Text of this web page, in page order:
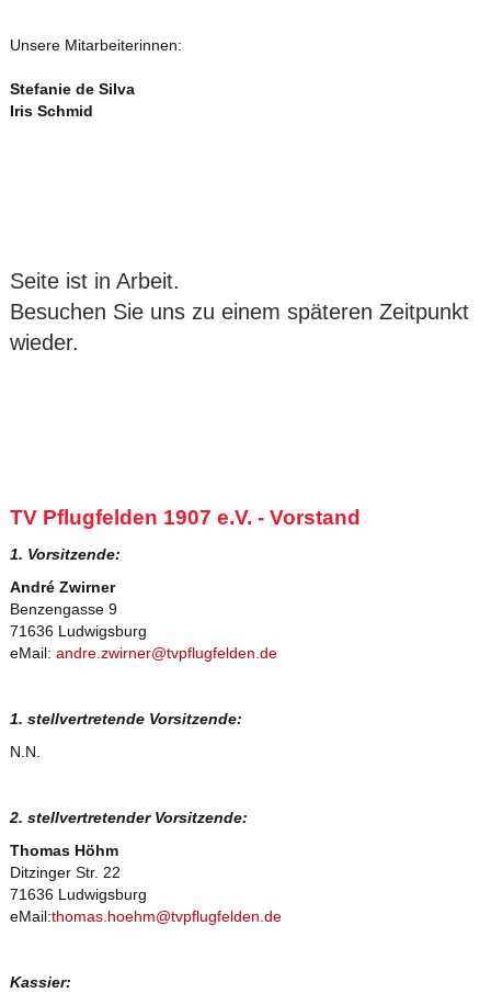
Unsere Mitarbeiterinnen:
Stefanie de Silva
Iris Schmid
Seite ist in Arbeit.
Besuchen Sie uns zu einem späteren Zeitpunkt
wieder.
TV Pflugfelden 1907 e.V. - Vorstand
1. Vorsitzende:
André Zwirner
Benzengasse 9
71636 Ludwigsburg
eMail: andre.zwirner@tvpflugfelden.de
1. stellvertretende Vorsitzende:
N.N.
2. stellvertretender Vorsitzende:
Thomas Höhm
Ditzinger Str. 22
71636 Ludwigsburg
eMail:thomas.hoehm@tvpflugfelden.de
Kassier: